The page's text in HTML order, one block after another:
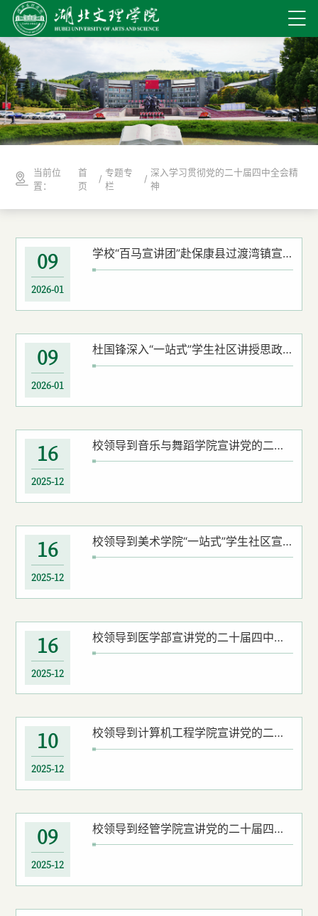
当前位
置：
首
页
/
专题专
栏
/
深入学习贯彻党的二十届四中全会精
神
09
2026-01
学校“百马宣讲团”赴保康县过渡湾镇宣讲党的二十届四中全会精神
09
2026-01
杜国锋深入“一站式”学生社区讲授思政课
16
2025-12
校领导到音乐与舞蹈学院宣讲党的二十届四中全会精神
16
2025-12
校领导到美术学院“一站式”学生社区宣讲党的二十届四中全会精神
16
2025-12
校领导到医学部宣讲党的二十届四中全会精神
10
2025-12
校领导到计算机工程学院宣讲党的二十届四中全会精神
09
2025-12
校领导到经管学院宣讲党的二十届四中全会精神